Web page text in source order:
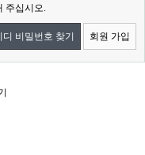
주십시오.
디 비밀번호 찾기 회원 가입